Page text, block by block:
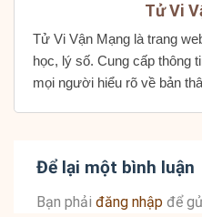
Tử Vi
Tử Vi Vận Mạng là trang
học, lý số. Cung cấp thông
mọi người hiểu rõ về bản
Để lại một bình luận
Bạn phải đăng nhập để